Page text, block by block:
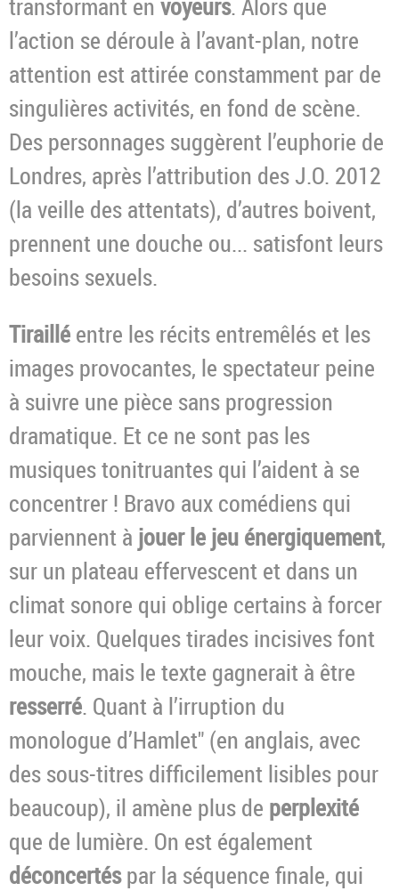
transformant en voyeurs. Alors que
l’action se déroule à l’avant-plan, notre
attention est attirée constamment par de
singulières activités, en fond de scène.
Des personnages suggèrent l’euphorie de
Londres, après l’attribution des J.O. 2012
(la veille des attentats), d’autres boivent,
prennent une douche ou... satisfont leurs
besoins sexuels.
Tiraillé
images provocantes, le spectateur peine
à suivre une pièce sans progression
dramatique. Et ce ne sont pas les
musiques tonitruantes qui l’aident à se
concentrer ! Bravo aux comédiens qui
parviennent à jouer le jeu énergiquement,
sur un plateau effervescent et dans un
climat sonore qui oblige certains à forcer
leur voix. Quelques tirades incisives font
mouche, mais le texte gagnerait à être
resserré. Quant à l’irruption du
monologue d’Hamlet" (en anglais, avec
des sous-titres difficilement lisibles pour
beaucoup), il amène plus de perplexité
que de lumière. On est également
déconcertéspar la séquence finale, qui